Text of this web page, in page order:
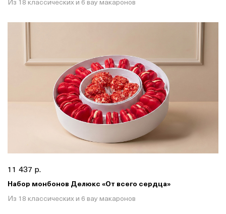
11 437 р.
Набор монбонов Делюкс «От всего сердца»
Из 18 классических и 6 вау макаронов